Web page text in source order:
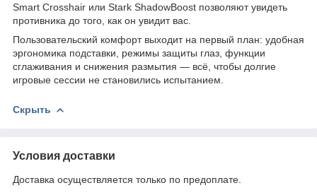
Smart Crosshair или Stark ShadowBoost позволяют увидеть
противника до того, как он увидит вас.
Пользовательский комфорт выходит на первый план: удобная
эргономика подставки, режимы защиты глаз, функции
сглаживания и снижения размытия — всё, чтобы долгие
игровые сессии не становились испытанием.
Скрыть
Условия доставки
Доставка осуществляется только по предоплате.